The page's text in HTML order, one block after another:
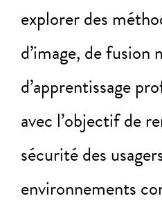
explorer des
d’image, de
d’apprentissage
avec l’objectif de
sécurité des
environnements